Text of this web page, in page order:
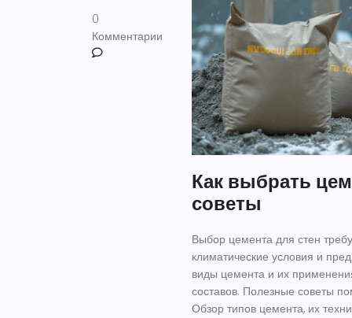
0
Комментарии
Как выбрать
советы
Выбор цемента для стен
климатические условия и
виды цемента и их
составов. Полезные советы
Обзор типов цемента, их